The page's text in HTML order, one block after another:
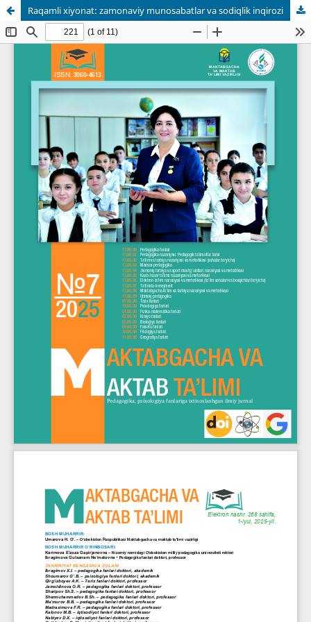
Raqamli xiyonat: zamonaviy munosabatlar va sodiqlik inqirozi